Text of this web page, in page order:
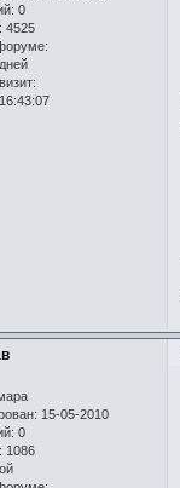
0
4525
: 15-05-2010
0
1086